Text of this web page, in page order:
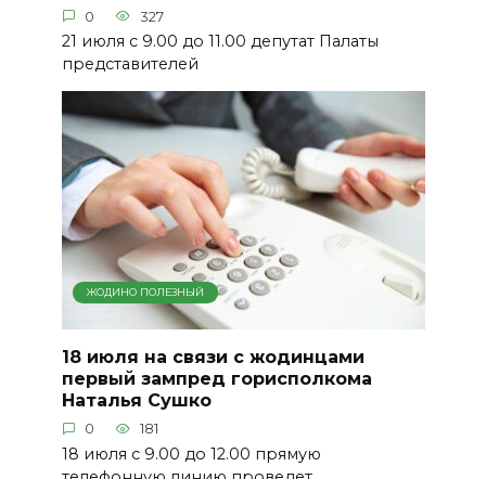
0 327
21 июля с 9.00 до 11.00 депутат Палаты
представителей
ЖОДИНО ПОЛЕЗНЫЙ
18 июля на связи с жодинцами
первый зампред горисполкома
Наталья Сушко
0 181
18 июля с 9.00 до 12.00 прямую